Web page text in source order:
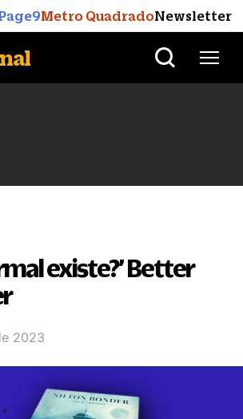
Metro QuadradoNewsletter
existe?’ Better
2023